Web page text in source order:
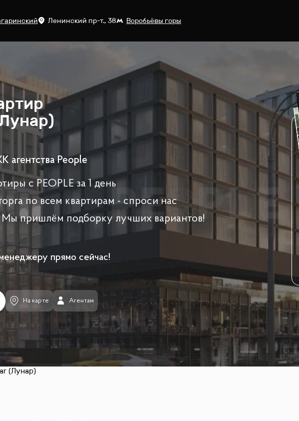
Ленинский пр-т., 38 Воробьёвы горы
агентства People
с PEOPLE за 1 день
по всем квартирам - спроси нас
Мы пришлём подборку лучших вариантов!
прямо сейчас!
На карте Агентам
(Лунар)